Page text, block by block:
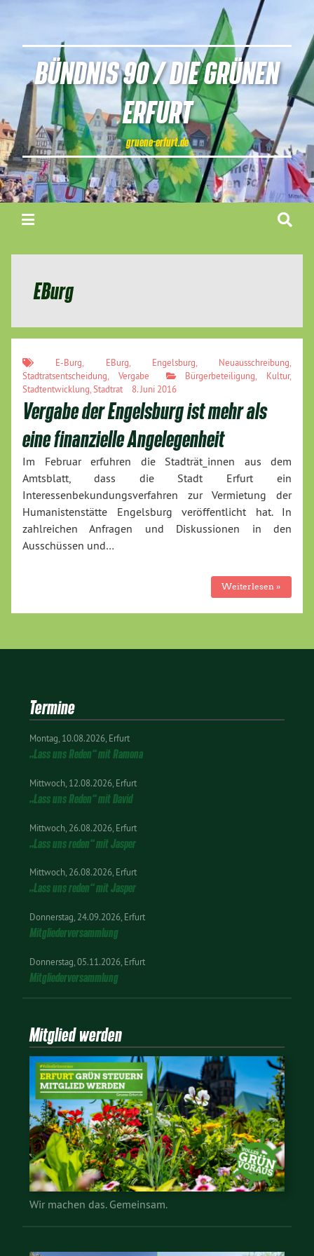
BÜNDNIS 90 / DIE GRÜNEN
ERFURT
gruene-erfurt.de
EBurg
E-Burg, EBurg, Engelsburg, Neuausschreibung,
Stadtratsentscheidung, Vergabe Bürgerbeteiligung, Kultur,
Stadtentwicklung,Stadtrat 8. Juni 2016
Vergabe der Engelsburg ist mehr als
eine finanzielle Angelegenheit
Im Februar erfuhren die Stadträt_innen aus dem
Amtsblatt, dass die Stadt Erfurt ein
Interessenbekundungsverfahren zur Vermietung der
Humanistenstätte Engelsburg veröffentlicht hat. In
zahlreichen Anfragen und Diskussionen in den
Ausschüssen und…
Weiterlesen »
Termine
Montag 10.08.2026 Erfurt
„Lass uns Reden“ mit Ramona
Mittwoch 12.08.2026 Erfurt
„Lass uns Reden“ mit David
Mittwoch 26.08.2026 Erfurt
„Lass uns reden“ mit Jasper
Mittwoch 26.08.2026 Erfurt
„Lass uns reden“ mit Jasper
Donnerstag 24.09.2026 Erfurt
Mitgliederversammlung
Donnerstag 05.11.2026 Erfurt
Mitgliederversammlung
Mitglied werden
Wir machen das. Gemeinsam.